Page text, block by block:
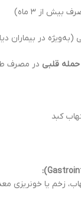
از ۳ ماه)
در بیماران
قلبی در مصرف
کبد
زخم یا